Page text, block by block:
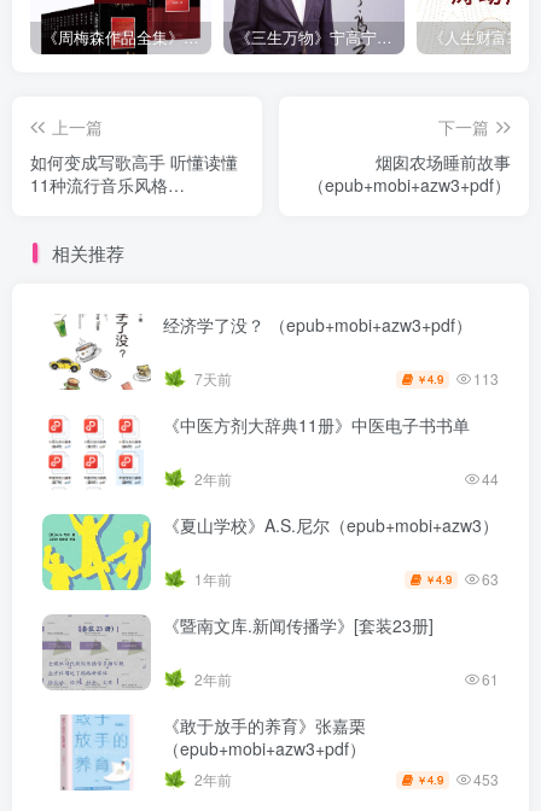
《周梅森作品全集》[共30册] 《三生万物》宁高宁（epub+mobi+azw3+pdf）
上一篇
如何变成写歌高手 听懂读懂
11种流行音乐风格
下一篇
烟囱农场睡前故事
（epub+mobi+azw3+pdf）
相关推荐
经济学了没？ （epub+mobi+azw3+pdf）
7天前 ￥4.9 113
《中医方剂大辞典11册》中医电子书书单
2年前 44
《夏山学校》A.S.尼尔（epub+mobi+azw3）
1年前 ￥4.9 63
《暨南文库.新闻传播学》[套装23册]
2年前 61
《敢于放手的养育》张嘉栗
（epub+mobi+azw3+pdf）
2年前 ￥4.9 453